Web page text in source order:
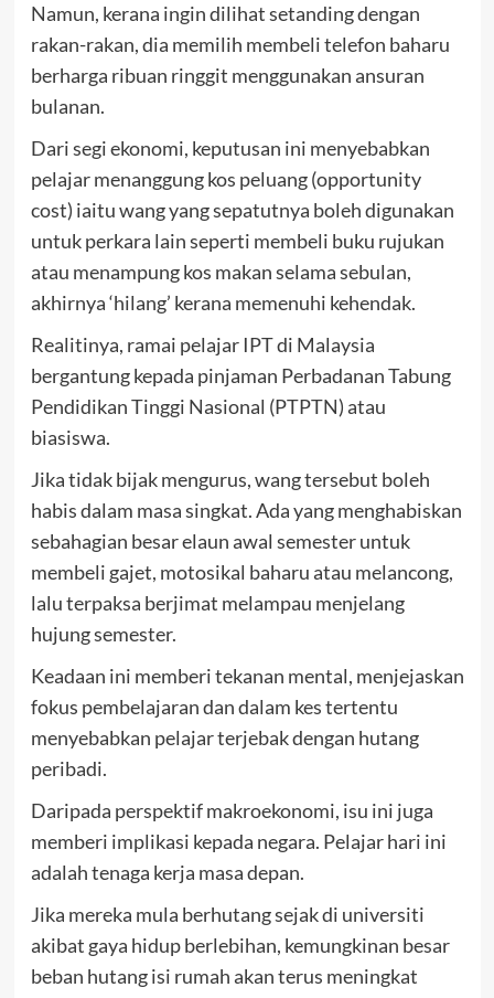
Namun, kerana ingin dilihat setanding dengan
rakan-rakan, dia memilih membeli telefon baharu
berharga ribuan ringgit menggunakan ansuran
bulanan.
Dari segi ekonomi, keputusan ini menyebabkan
pelajar menanggung kos peluang (opportunity
cost) iaitu wang yang sepatutnya boleh digunakan
untuk perkara lain seperti membeli buku rujukan
atau menampung kos makan selama sebulan,
akhirnya ‘hilang’ kerana memenuhi kehendak.
Realitinya, ramai pelajar IPT di Malaysia
bergantung kepada pinjaman Perbadanan Tabung
Pendidikan Tinggi Nasional (PTPTN) atau
biasiswa.
Jika tidak bijak mengurus, wang tersebut boleh
habis dalam masa singkat. Ada yang menghabiskan
sebahagian besar elaun awal semester untuk
membeli gajet, motosikal baharu atau melancong,
lalu terpaksa berjimat melampau menjelang
hujung semester.
Keadaan ini memberi tekanan mental, menjejaskan
fokus pembelajaran dan dalam kes tertentu
menyebabkan pelajar terjebak dengan hutang
peribadi.
Daripada perspektif makroekonomi, isu ini juga
memberi implikasi kepada negara. Pelajar hari ini
adalah tenaga kerja masa depan.
Jika mereka mula berhutang sejak di universiti
akibat gaya hidup berlebihan, kemungkinan besar
beban hutang isi rumah akan terus meningkat